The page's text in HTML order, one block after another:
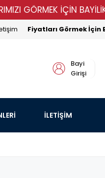
İÇİN BAYİLİK
Fiyatları Görmek İçin
Bayi
Girişi
İLETİŞİM